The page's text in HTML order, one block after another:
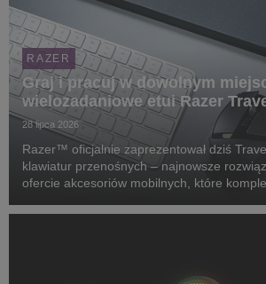
RAZER
Graj i pracuj w dowolnym
wielozadaniowe etui Razer
28 lipca 2026
Razer™ oficjalnie zaprezentował dziś
klawiatur przenośnych – najnowsze
ofercie akcesoriów mobilnych, które
tabletów i konsol przenośnych, a także